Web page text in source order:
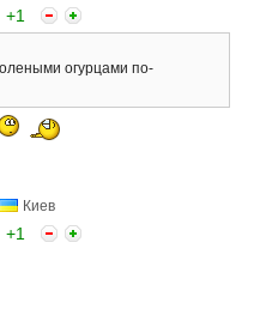
+1
огурцами по-
Киев
+1